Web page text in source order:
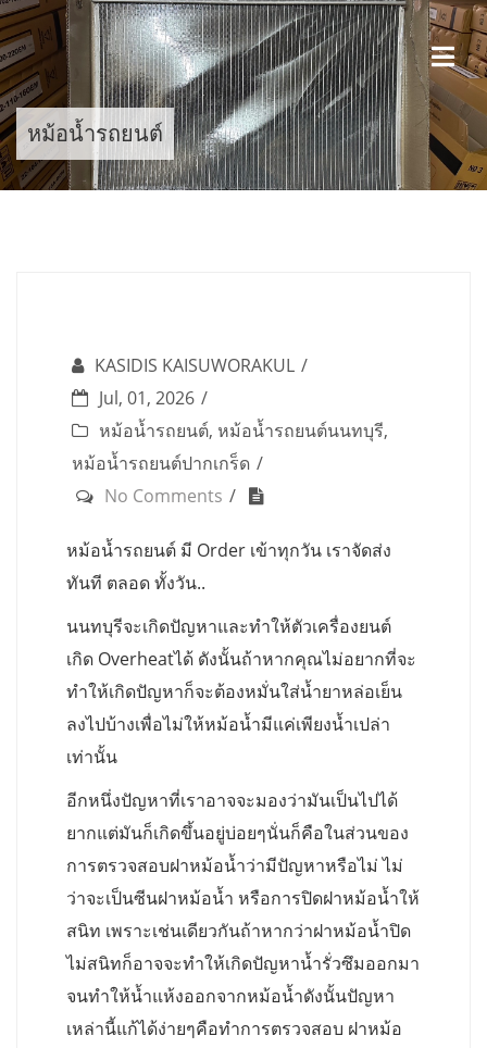
Skip
to
content
หม้อน้ำรถยนต์
KASIDIS KAISUWORAKUL
Jul, 01, 2026
หม้อน้ำรถยนต์, หม้อน้ำรถยนต์นนทบุรี,
หม้อน้ำรถยนต์ปากเกร็ด
No Comments
หม้อน้ำรถยนต์ มี Order เข้าทุกวัน เราจัดส่ง
ทันที ตลอด ทั้งวัน..
นนทบุรีจะเกิดปัญหาและทำให้ตัวเครื่องยนต์
เกิด Overheatได้ ดังนั้นถ้าหากคุณไม่อยากที่จะ
ทำให้เกิดปัญหาก็จะต้องหมั่นใส่น้ำยาหล่อเย็น
ลงไปบ้างเพื่อไม่ให้หม้อน้ำมีแค่เพียงน้ำเปล่า
เท่านั้น
อีกหนึ่งปัญหาที่เราอาจจะมองว่ามันเป็นไปได้
ยากแต่มันก็เกิดขึ้นอยู่บ่อยๆนั่นก็คือในส่วนของ
การตรวจสอบฝาหม้อน้ำว่ามีปัญหาหรือไม่ ไม่
ว่าจะเป็นซีนฝาหม้อน้ำ หรือการปิดฝาหม้อน้ำให้
สนิท เพราะเช่นเดียวกันถ้าหากว่าฝาหม้อน้ำปิด
ไม่สนิทก็อาจจะทำให้เกิดปัญหาน้ำรั่วซึมออกมา
จนทำให้น้ำแห้งออกจากหม้อน้ำดังนั้นปัญหา
เหล่านี้แก้ได้ง่ายๆคือทำการตรวจสอบ ฝาหม้อ